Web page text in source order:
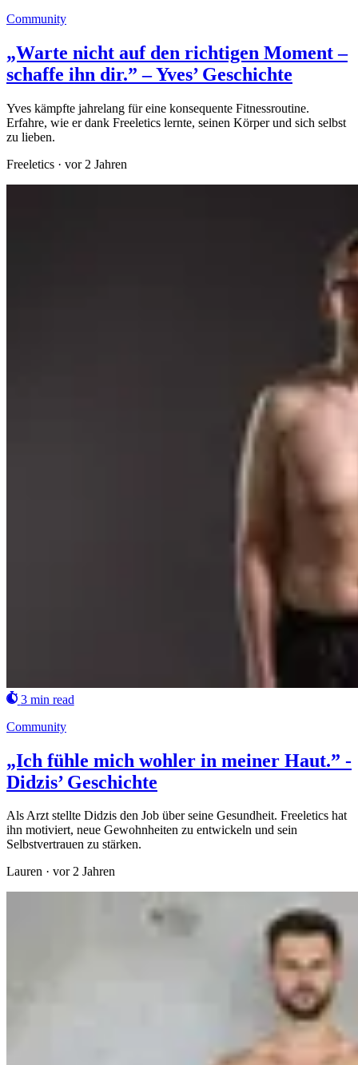
Community
„Warte nicht auf den richtigen Moment –
schaffe ihn dir.” – Yves’ Geschichte
Yves kämpfte jahrelang für eine konsequente Fitnessroutine.
Erfahre, wie er dank Freeletics lernte, seinen Körper und sich selbst
zu lieben.
Freeletics · vor 2 Jahren
3 min read
Community
„Ich fühle mich wohler in meiner Haut.” -
Didzis’ Geschichte
Als Arzt stellte Didzis den Job über seine Gesundheit. Freeletics hat
ihn motiviert, neue Gewohnheiten zu entwickeln und sein
Selbstvertrauen zu stärken.
Lauren · vor 2 Jahren